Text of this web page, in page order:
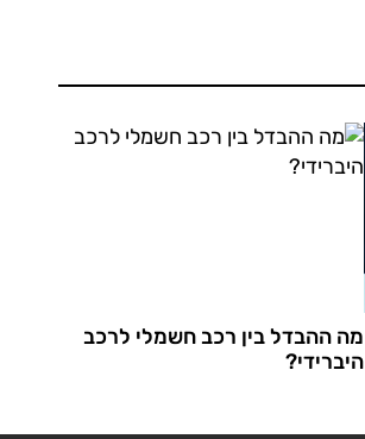
מה ההבדל בין רכב חשמלי לרכב
היברידי?